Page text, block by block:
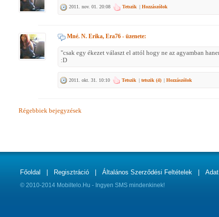
2011. nov. 01. 20:08 Tetszik | Hozzászólok
Mné. N. Erika, Era76 - üzenete:
"csak egy ékezet választ el attól hogy ne az agyamban
:D
2011. okt. 31. 10:10 Tetszik | tetszik (4) | Hozzászólok
Régebbiek bejegyzések
Főoldal | Regisztráció | Általános Szerződési Feltételek |
© 2010-2014 Mobiltelo.Hu - Ingyen SMS mindenkinek!